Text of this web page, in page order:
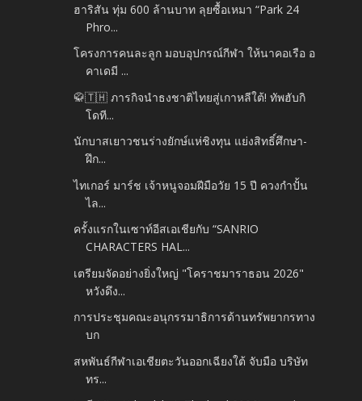
ฮาริสัน ทุ่ม 600 ล้านบาท ลุยซื้อเหมา “Park 24
Phro...
โครงการคนละลูก มอบอุปกรณ์กีฬา ให้นาคอเรือ อ
คาเดมี ...
🥋🇹🇭 ภารกิจนำธงชาติไทยสู่เกาหลีใต้! ทัพฮับกิ
โดที...
นักบาสเยาวชนร่างยักษ์แห่ชิงทุน แย่งสิทธิ์ศึกษา-
ฝึก...
ไทเกอร์ มาร์ช เจ้าหนูจอมฝีมือวัย 15 ปี ควงกำปั้น
ไล...
ครั้งแรกในเซาท์อีสเอเชียกับ “SANRIO
CHARACTERS HAL...
เตรียมจัดอย่างยิ่งใหญ่ "โคราชมาราธอน 2026"
หวังดึง...
การประชุมคณะอนุกรรมาธิการด้านทรัพยากรทาง
บก
สหพันธ์กีฬาเอเชียตะวันออกเฉียงใต้ จับมือ บริษัท
ทร...